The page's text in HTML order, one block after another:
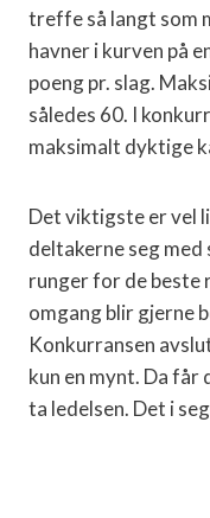
treffe så langt som
havner i kurven på
poeng pr. slag.
således 60. I
maksimalt dyktige
Det viktigste er vel
deltakerne seg med
runger for de beste
omgang blir gjerne
Konkurransen
kun en mynt. Da får
ta ledelsen. Det i